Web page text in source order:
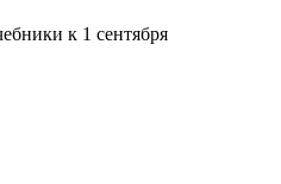
к 1 сентября